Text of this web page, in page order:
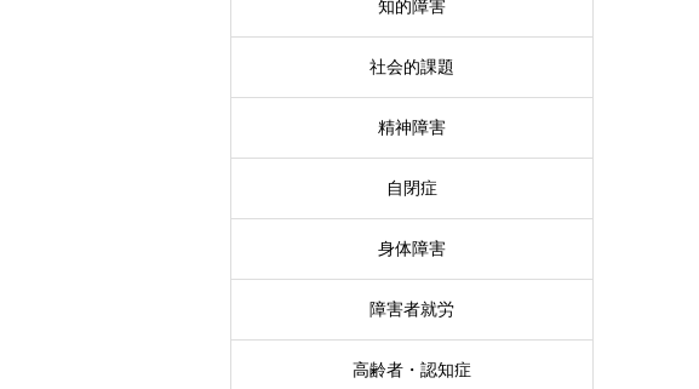
知的障害
社会的課題
精神障害
自閉症
身体障害
障害者就労
高齢者・認知症